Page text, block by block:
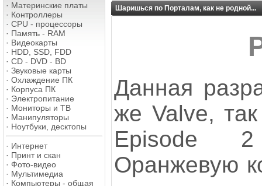
· Материнские платы
· Контроллеры
· CPU - процессоры
· Память - RAM
· Видеокарты
· HDD, SSD, FDD
· CD - DVD - BD
· Звуковые карты
· Охлаждение ПК
· Корпуса ПК
· Электропитание
· Мониторы и ТВ
· Манипуляторы
· Ноутбуки, десктопы
· Интернет
· Принт и скан
· Фото-видео
· Мультимедиа
· Компьютеры - общая
Шаришься по Порталам, как не родной...
Данная
же Valve,
Episode
Оранжевую